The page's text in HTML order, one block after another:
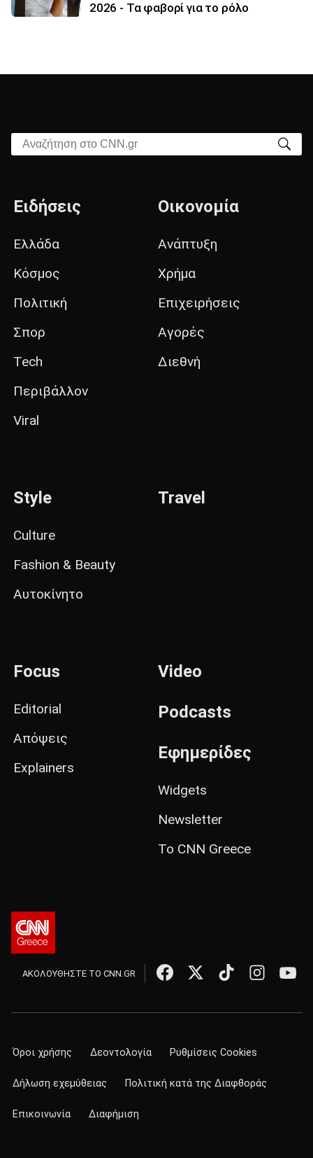
2026 - Τα φαβορί για το ρόλο
Αναζήτηση στο CNN.gr
Ειδήσεις
Ελλάδα
Κόσμος
Πολιτική
Σπορ
Tech
Περιβάλλον
Viral
Οικονομία
Ανάπτυξη
Χρήμα
Επιχειρήσεις
Αγορές
Διεθνή
Style
Culture
Fashion & Beauty
Αυτοκίνητο
Travel
Focus
Editorial
Απόψεις
Explainers
Video
Podcasts
Εφημερίδες
Widgets
Newsletter
Το CNN Greece
ΑΚΟΛΟΥΘΗΣΤΕ ΤΟ CNN.GR
Όροι χρήσης Δεοντολογία Ρυθμίσεις Cookies
Δήλωση εχεμύθειας Πολιτική κατά της Διαφθοράς
Επικοινωνία Διαφήμιση